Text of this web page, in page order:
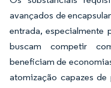
avançados de
entrada, especialmente
buscam competir
beneficiam de
atomização capazes de